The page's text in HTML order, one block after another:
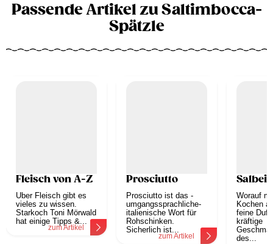
Passende Artikel zu Saltimbocca-
Spätzle
Fleisch von A-Z
Über Fleisch gibt es
vieles zu wissen.
Starkoch Toni Mörwald
hat einige Tipps &...
zum Artikel
Prosciutto
Prosciutto ist das -
umgangssprachliche-
italienische Wort für
Rohschinken.
Sicherlich ist...
zum Artikel
Salbei
Worauf
Kochen
feine Duft
kräftige
des...